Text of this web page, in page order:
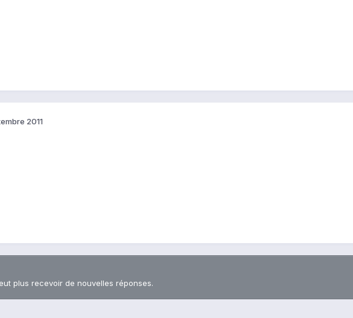
2011
plus recevoir de nouvelles réponses.